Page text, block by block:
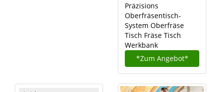
Präzisions
Oberfräsentisch-
System Oberfräse
Tisch Fräse Tisch
Werkbank
*Zum Angebot*